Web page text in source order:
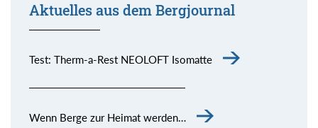
Aktuelles aus dem Bergjournal
Test: Therm-a-Rest NEOLOFT Isomatte
Wenn Berge zur Heimat werden…